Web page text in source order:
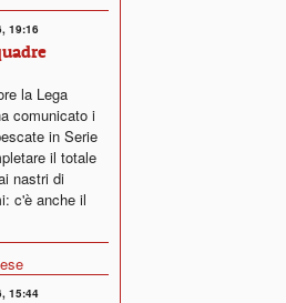
19:16
la Lega
comunicato i
in Serie
il totale
nastri di
c'è anche il
15:44